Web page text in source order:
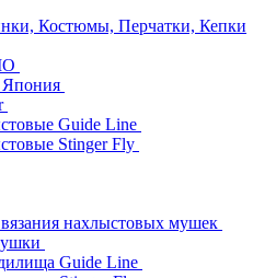
Костюмы, Перчатки, Кепки
Япония
Guide Line
Stinger Fly
нахлыстовых мушек
Guide Line